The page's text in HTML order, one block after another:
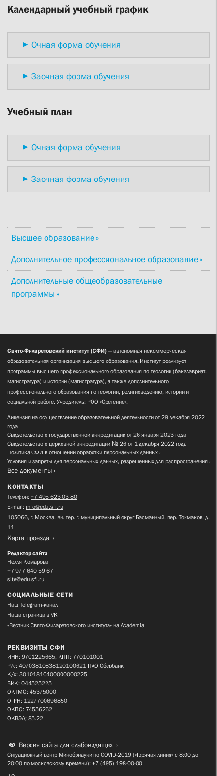
Календарный учебный график
Очная форма обучения
Заочная форма обучения
Учебный план
Очная форма обучения
Заочная форма обучения
Высшее образование
Дополнительное профессиональное образование
Дополнительные общеобразовательные
программы
Свято-Филаретовский институт (СФИ) — автономная некоммерческая
образовательная организация высшего образования. Институт реализует
программы высшего профессионального образования по теологии (бакалавриат,
магистратура) и истории (магистратура), а также дополнительного
профессионального образования по теологии, религиоведению, истории и
социальной работе. Учредитель: РОО «Сретение».
Лицензия на осуществление образовательной деятельности от 29 декабря 2022
года
Свидетельство о государственной аккредитации от 26 января 2023 года
Свидетельство о церковной аккредитации № 26 от 1 декабря 2022 года
Политика СФИ в отношении обработки персональных данных
Условия и запреты для персональных данных, разрешенных для распространения
Все документы
КОНТАКТЫ
Телефон: +7 495 623 03 80
E-mail: info@edu.sfi.ru
105066, г. Москва, вн. тер. г. муниципальный округ Басманный, пер. Токмаков, д.
11
Карта проезда
Редактор сайта
Нелля Комарова
+7 977 640 59 67
site@edu.sfi.ru
СОЦИАЛЬНЫЕ СЕТИ
Наш Telegram-канал
Наша страница в VK
«Вестник Свято-Филаретовского института» на Academia
РЕКВИЗИТЫ СФИ
ИНН: 9701225665, КПП: 770101001
Р/с: 40703810838120100621 ПАО Сбербанк
К/с: 30101810400000000225
БИК: 044525225
ОКТМО: 45375000
ОГРН: 1227700696850
ОКПО: 74556262
ОКВЭД: 85.22
Версия сайта для слабовидящих
Ситуационный центр Минобрнауки по COVID-2019 («Горячая линия» с 8:00 до
20:00 по московскому времени): +7 (495) 198-00-00